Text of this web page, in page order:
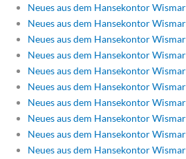
Neues aus dem Hansekontor
Neues aus dem Hansekontor
Neues aus dem Hansekontor
Neues aus dem Hansekontor
Neues aus dem Hansekontor
Neues aus dem Hansekontor
Neues aus dem Hansekontor
Neues aus dem Hansekontor
Neues aus dem Hansekontor
Neues aus dem Hansekontor